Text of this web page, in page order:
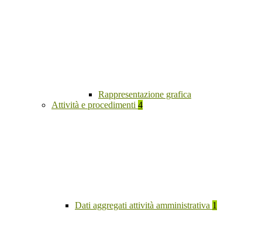
Rappresentazione grafica
Attività e procedimenti 4
Dati aggregati attività amministrativa 1